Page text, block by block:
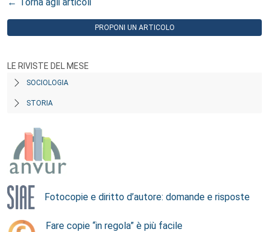
PROPONI UN ARTICOLO
LE RIVISTE DEL MESE
SOCIOLOGIA
STORIA
Fotocopie e diritto d’autore: domande e risposte
Fare copie “in regola” è più facile